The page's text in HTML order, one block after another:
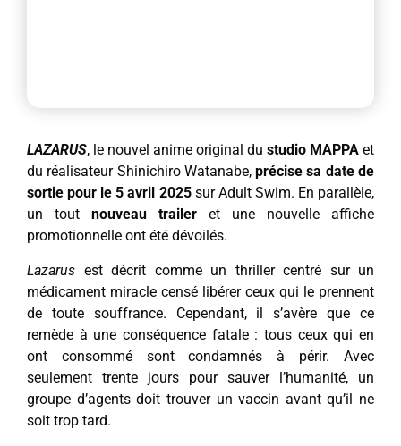
LAZARUS, le nouvel anime original du studio MAPPA et
du réalisateur Shinichiro Watanabe,précise sa date de
sortie pour le 5 avril 2025sur Adult Swim. En parallèle,
un tout nouveau trailer et une nouvelle affiche
promotionnelle ont été dévoilés.
Lazarus est décrit comme un thriller centré sur un
médicament miracle censé libérer ceux qui le prennent
de toute souffrance. Cependant, il s’avère que ce
remède à une conséquence fatale : tous ceux qui en
ont consommé sont condamnés à périr. Avec
seulement trente jours pour sauver l’humanité, un
groupe d’agents doit trouver un vaccin avant qu’il ne
soit trop tard.